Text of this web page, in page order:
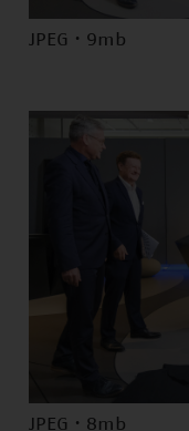
JPEG · 9mb
JPEG · 8mb